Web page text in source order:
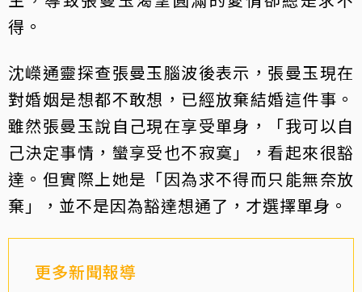
得。
沈嶸通靈探查張曼玉腦波後表示，張曼玉現在
對婚姻是想都不敢想，已經放棄結婚這件事。
雖然張曼玉說自己現在享受單身，「我可以自
己決定事情，蠻享受也不寂寞」，看起來很豁
達。但實際上她是「因為求不得而只能無奈放
棄」，並不是因為豁達想通了，才選擇單身。
更多新聞報導